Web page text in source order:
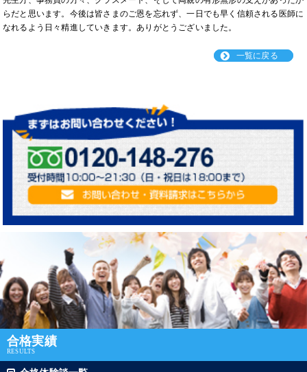
らだと思います。今後は皆さまのご恩を忘れず、一日でも早く信頼される医師に
なれるよう日々精進していきます。ありがとうございました。
一覧に戻る
合格実績
RESULTS